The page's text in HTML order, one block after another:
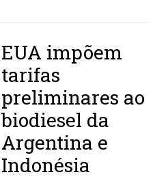
EUA impõem
tarifas
preliminares ao
biodiesel da
Argentina e
Indonésia